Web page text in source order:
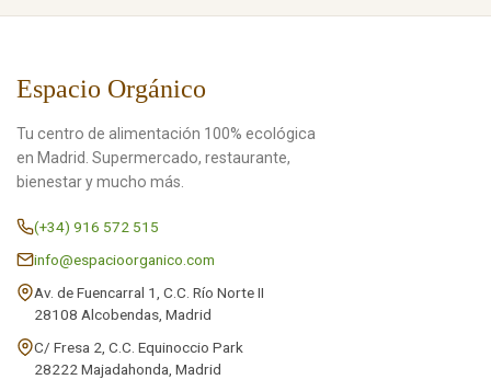
Espacio Orgánico
Tu centro de alimentación 100% ecológica
en Madrid. Supermercado, restaurante,
bienestar y mucho más.
(+34) 916 572 515
info@espacioorganico.com
Av. de Fuencarral 1, C.C. Río Norte II
28108 Alcobendas, Madrid
C/ Fresa 2, C.C. Equinoccio Park
28222 Majadahonda, Madrid